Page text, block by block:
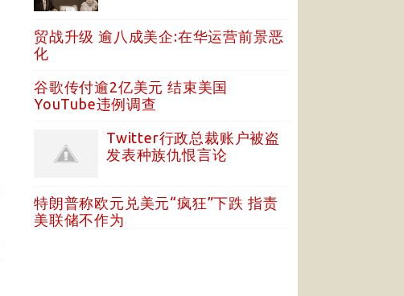
贸战升级 逾八成美企:在华运营前景恶
化
谷歌传付逾2亿美元 结束美国
YouTube违例调查
Twitter行政总裁账户被盗
发表种族仇恨言论
特朗普称欧元兑美元“疯狂”下跌 指责
美联储不作为